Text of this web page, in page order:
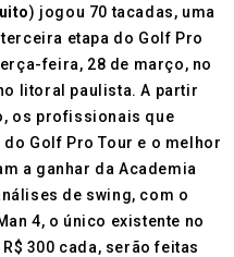
) jogou 70 tacadas, uma
etapa do Golf Pro
feira, 28 de março, no
litoral paulista. A partir
os profissionais que
Golf Pro Tour e o melhor
a ganhar da Academia
de swing, com o
4, o único existente no
300 cada, serão feitas